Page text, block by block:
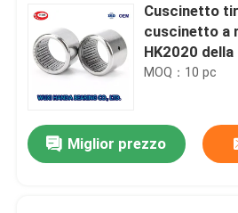
Cuscinetto
cuscinetto a
HK2020
HK2016 2RS
MOQ：10 pc
Miglior prezzo